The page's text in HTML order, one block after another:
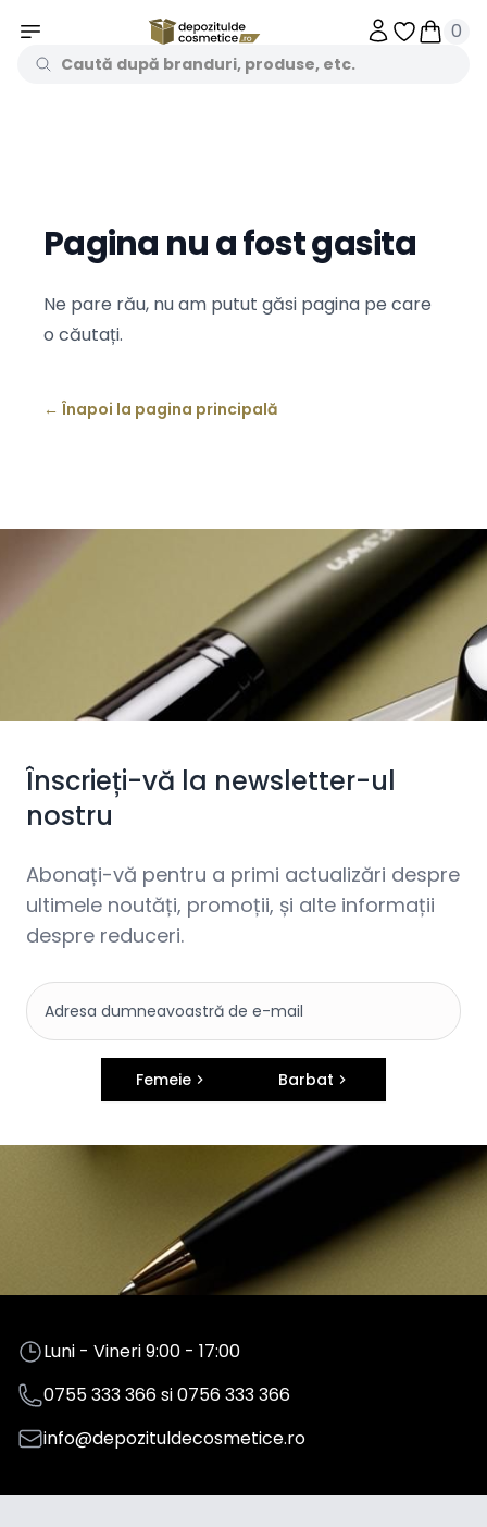
Obiecte
0
Pagina nu a fost gasita
Ne pare rău, nu am putut găsi pagina pe care
o căutați.
← Înapoi la pagina principală
Înscrieți-vă la newsletter-ul
nostru
Abonați-vă pentru a primi actualizări despre
ultimele noutăți, promoții, și alte informații
despre reduceri.
Femeie Barbat
Luni - Vineri 9:00 - 17:00
0755 333 366si0756 333 366
info@depozituldecosmetice.ro